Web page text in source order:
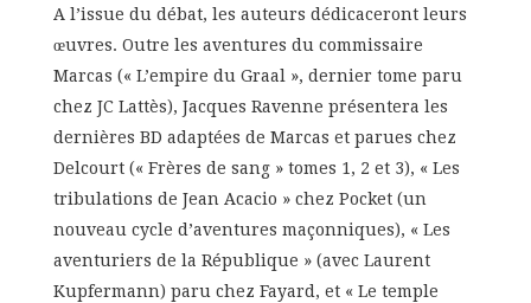
A l’issue du débat, les auteurs dédicaceront leurs
œuvres. Outre les aventures du commissaire
Marcas (« L’empire du Graal », dernier tome paru
chez JC Lattès), Jacques Ravenne présentera les
dernières BD adaptées de Marcas et parues chez
Delcourt (« Frères de sang » tomes 1, 2 et 3), « Les
tribulations de Jean Acacio » chez Pocket (un
nouveau cycle d’aventures maçonniques), « Les
aventuriers de la République » (avec Laurent
Kupfermann) paru chez Fayard, et « Le temple